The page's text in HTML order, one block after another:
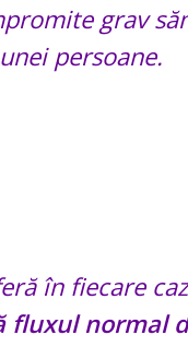
grav
unei persoane.
în fiecare
fluxul normal